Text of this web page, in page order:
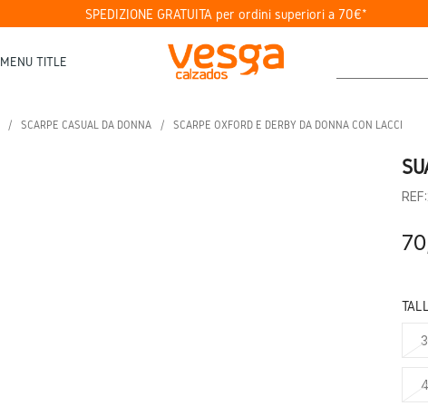
SPEDIZIONE GRATUITA per ordini superiori a 70€*
MENU TITLE
SCARPE CASUAL DA DONNA SCARPE OXFORD E DERBY DA DONNA CON LACCI